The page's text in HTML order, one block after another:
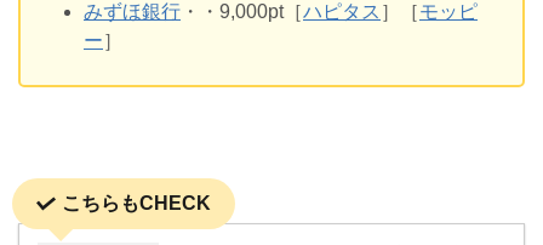
みずほ銀行 ・・9,000pt［ハピタス ］［モッピ
ー］
こちらもCHECK